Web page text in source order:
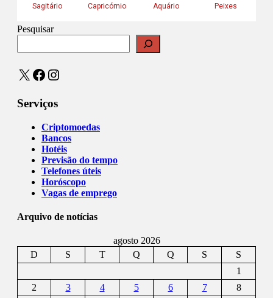
Pesquisar
X Facebook
Instagram
Serviços
Criptomoedas
Bancos
Hotéis
Previsão do tempo
Telefones úteis
Horóscopo
Vagas de emprego
Arquivo de notícias
agosto 2026
D
S T Q Q S
S
1
2
3 4 5 6 7
8